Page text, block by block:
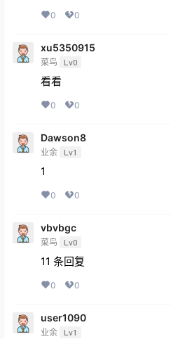
0 0
xu5350915
菜鸟 Lv0
看看
0 0
Dawson8
业余 Lv1
1
0 0
vbvbgc
菜鸟 Lv0
11 条回复
0 0
user1090
业余 Lv1